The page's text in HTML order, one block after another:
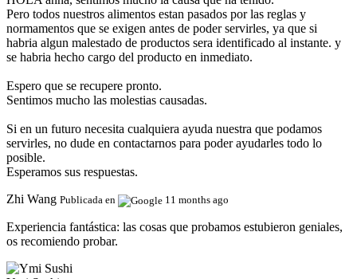
Pero todos nuestros alimentos estan pasados por las reglas y
normamentos que se exigen antes de poder servirles, ya que si
habria algun malestado de productos sera identificado al instante. y
se habria hecho cargo del producto en inmediato.
Espero que se recupere pronto.
Sentimos mucho las molestias causadas.
Si en un futuro necesita cualquiera ayuda nuestra que podamos
servirles, no dude en contactarnos para poder ayudarles todo lo
posible.
Esperamos sus respuestas.
Zhi Wang Publicada en 11 months ago
Experiencia fantástica: las cosas que probamos estubieron geniales,
os recomiendo probar.